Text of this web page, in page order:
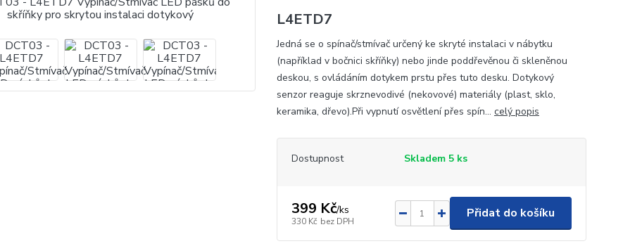
L4ETD7
Jedná se o spínač/stmívač určený ke skryté instalaci v nábytku
(například v bočnici skříňky) nebo jinde poddřevěnou či skleněnou
deskou, s ovládáním dotykem prstu přes tuto desku. Dotykový
senzor reaguje skrznevodivé (nekovové) materiály (plast, sklo,
keramika, dřevo).Při vypnutí osvětlení přes spín... celý popis
Dostupnost Skladem 5 ks
399 Kč/ks
330 Kč bez DPH
Přidat do košíku